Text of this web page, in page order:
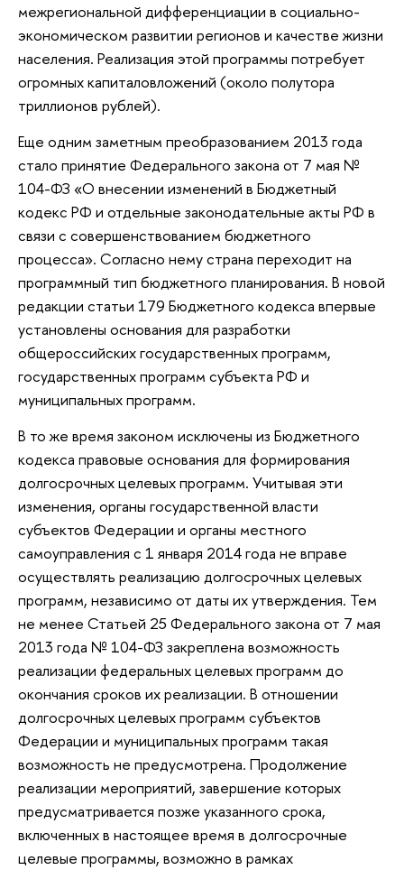
межрегиональной дифференциации в социально-
экономическом развитии регионов и качестве жизни
населения. Реализация этой программы потребует
огромных капиталовложений (около полутора
триллионов рублей).
Еще одним заметным преобразованием 2013 года
стало принятие Федерального закона от 7 мая №
104-ФЗ «О внесении изменений в Бюджетный
кодекс РФ и отдельные законодательные акты РФ в
связи с совершенствованием бюджетного
процесса». Согласно нему страна переходит на
программный тип бюджетного планирования. В новой
редакции статьи 179 Бюджетного кодекса впервые
установлены основания для разработки
общероссийских государственных программ,
государственных программ субъекта РФ и
муниципальных программ.
В то же время законом исключены из Бюджетного
кодекса правовые основания для формирования
долгосрочных целевых программ. Учитывая эти
изменения, органы государственной власти
субъектов Федерации и органы местного
самоуправления с 1 января 2014 года не вправе
осуществлять реализацию долгосрочных целевых
программ, независимо от даты их утверждения. Тем
не менее Статьей 25 Федерального закона от 7 мая
2013 года № 104-ФЗ закреплена возможность
реализации федеральных целевых программ до
окончания сроков их реализации. В отношении
долгосрочных целевых программ субъектов
Федерации и муниципальных программ такая
возможность не предусмотрена. Продолжение
реализации мероприятий, завершение которых
предусматривается позже указанного срока,
включенных в настоящее время в долгосрочные
целевые программы, возможно в рамках